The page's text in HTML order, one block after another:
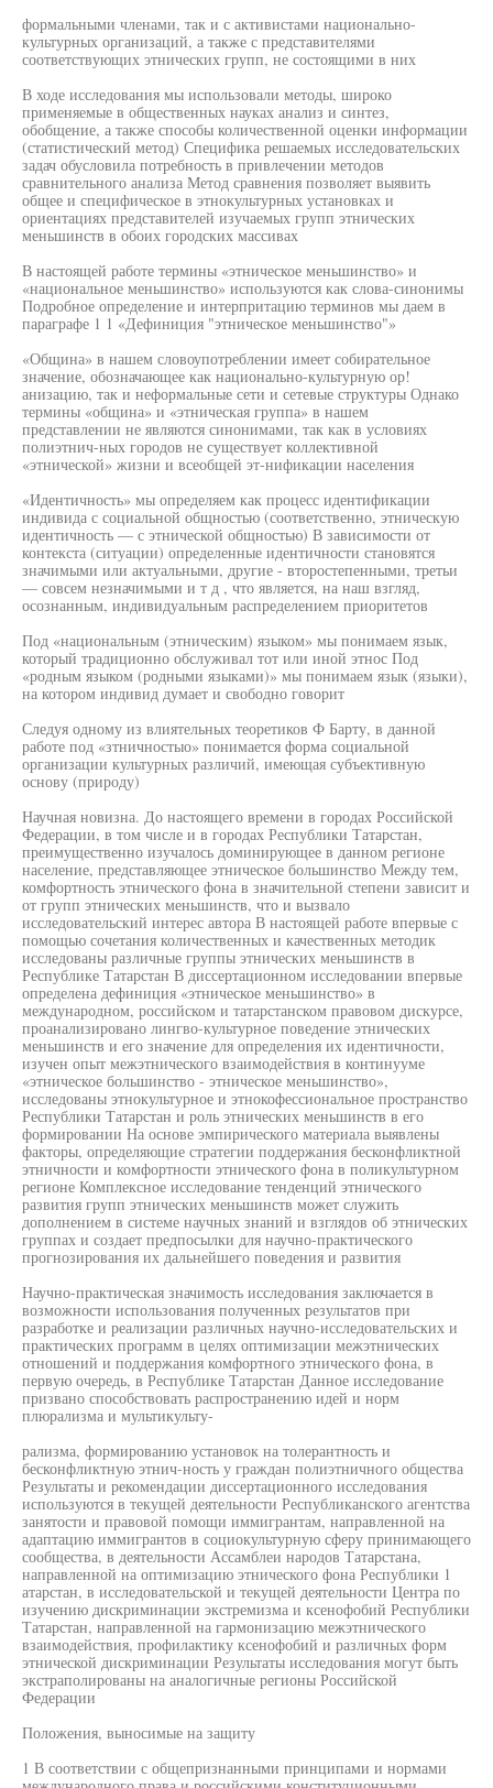
формальными членами, так и с активистами национально-
культурных организаций, а также с представителями
соответствующих этнических групп, не состоящими в них
В ходе исследования мы использовали методы, широко
применяемые в общественных науках анализ и синтез,
обобщение, а также способы количественной оценки информации
(статистический метод) Специфика решаемых исследовательских
задач обусловила потребность в привлечении методов
сравнительного анализа Метод сравнения позволяет выявить
общее и специфическое в этнокультурных установках и
ориентациях представителей изучаемых групп этнических
меньшинств в обоих городских массивах
В настоящей работе термины «этническое меньшинство» и
«национальное меньшинство» используются как слова-синонимы
Подробное определение и интерпритацию терминов мы даем в
параграфе 1 1 «Дефиниция "этническое меньшинство"»
«Община» в нашем словоупотреблении имеет собирательное
значение, обозначающее как национально-культурную ор!
анизацию, так и неформальные сети и сетевые структуры Однако
термины «община» и «этническая группа» в нашем
представлении не являются синонимами, так как в условиях
полиэтнич-ных городов не существует коллективной
«этнической» жизни и всеобщей эт-нификации населения
«Идентичность» мы определяем как процесс идентификации
индивида с социальной общностью (соответственно, этническую
идентичность — с этнической общностью) В зависимости от
контекста (ситуации) определенные идентичности становятся
значимыми или актуальными, другие - второстепенными, третьи
— совсем незначимыми и т д , что является, на наш взгляд,
осознанным, индивидуальным распределением приоритетов
Под «национальным (этническим) языком» мы понимаем язык,
который традиционно обслуживал тот или иной этнос Под
«родным языком (родными языками)» мы понимаем язык (языки),
на котором индивид думает и свободно говорит
Следуя одному из влиятельных теоретиков Ф Барту, в данной
работе под «зтничностыо» понимается форма социальной
организации культурных различий, имеющая субъективную
основу (природу)
Научная новизна. До настоящего времени в городах Российской
Федерации, в том числе и в городах Республики Татарстан,
преимущественно изучалось доминирующее в данном регионе
население, представляющее этническое большинство Между тем,
комфортность этнического фона в значительной степени зависит и
от групп этнических меньшинств, что и вызвало
исследовательский интерес автора В настоящей работе впервые с
помощью сочетания количественных и качественных методик
исследованы различные группы этнических меньшинств в
Республике Татарстан В диссертационном исследовании впервые
определена дефиниция «этническое меньшинство» в
международном, российском и татарстанском правовом дискурсе,
проанализировано лингво-культурное поведение этнических
меньшинств и его значение для определения их идентичности,
изучен опыт межэтнического взаимодействия в континууме
«этническое большинство - этническое меньшинство»,
исследованы этнокультурное и этнокофессиональное пространство
Республики Татарстан и роль этнических меньшинств в его
формировании На основе эмпирического материала выявлены
факторы, определяющие стратегии поддержания бесконфликтной
этничности и комфортности этнического фона в поликультурном
регионе Комплексное исследование тенденций этнического
развития групп этнических меньшинств может служить
дополнением в системе научных знаний и взглядов об этнических
группах и создает предпосылки для научно-практического
прогнозирования их дальнейшего поведения и развития
Научно-практическая значимость исследования заключается в
возможности использования полученных результатов при
разработке и реализации различных научно-исследовательских и
практических программ в целях оптимизации межэтнических
отношений и поддержания комфортного этнического фона, в
первую очередь, в Республике Татарстан Данное исследование
призвано способствовать распространению идей и норм
плюрализма и мультикульту-
рализма, формированию установок на толерантность и
бесконфликтную этнич-ность у граждан полиэтничного общества
Результаты и рекомендации диссертационного исследования
используются в текущей деятельности Республиканского агентства
занятости и правовой помощи иммигрантам, направленной на
адаптацию иммигрантов в социокультурную сферу принимающего
сообщества, в деятельности Ассамблеи народов Татарстана,
направленной на оптимизацию этнического фона Республики 1
атарстан, в исследовательской и текущей деятельности Центра по
изучению дискриминации экстремизма и ксенофобий Республики
Татарстан, направленной на гармонизацию межэтнического
взаимодействия, профилактику ксенофобий и различных форм
этнической дискриминации Результаты исследования могут быть
экстраполированы на аналогичные регионы Российской
Федерации
Положения, выносимые на защиту
1 В соответствии с общепризнанными принципами и нормами